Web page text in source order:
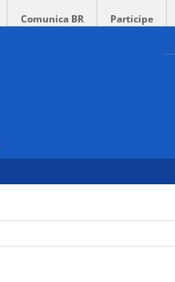
Comunica BR Participe